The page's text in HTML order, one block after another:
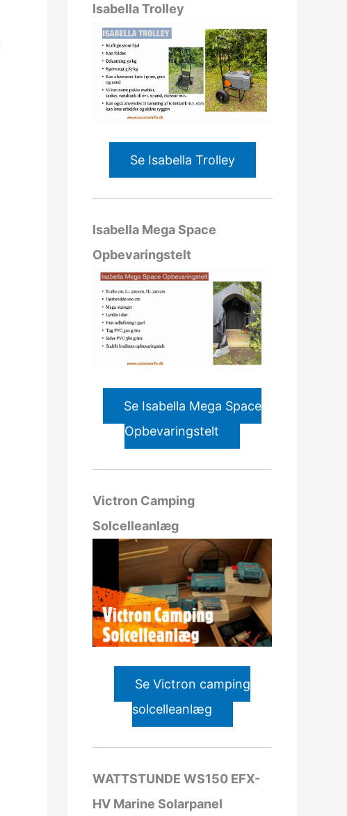
Isabella Trolley
Se Isabella Trolley
Isabella Mega Space
Opbevaringstelt
Se Isabella Mega Space
Opbevaringstelt
Victron Camping
Solcelleanlæg
Se Victron camping
solcelleanlæg
WATTSTUNDE WS150 EFX-
HV Marine Solarpanel